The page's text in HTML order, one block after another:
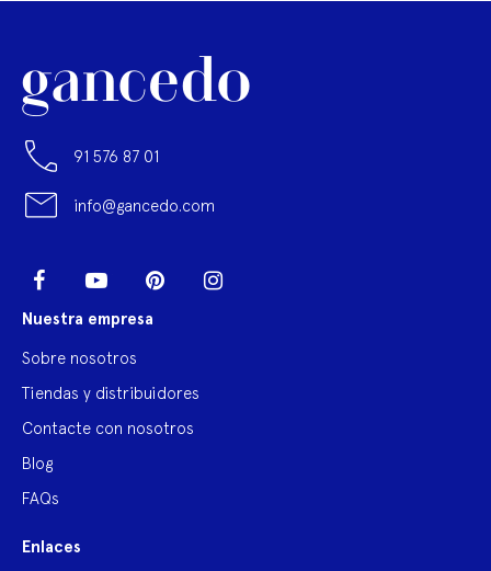
91 576 87 01
info@gancedo.com
Facebook YouTube Pinterest
Nuestra empresa
Sobre nosotros
Tiendas y distribuidores
Contacte con nosotros
Blog
FAQs
Enlaces